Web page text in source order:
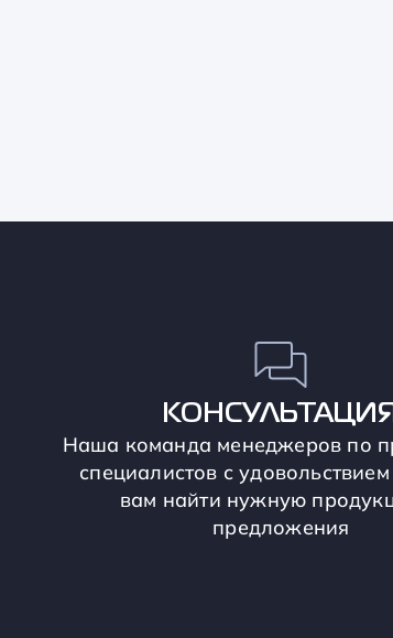
КОНСУЛЬТАЦИЯ
Наша команда менеджеров по
специалистов с
вам найти нужную
предложения